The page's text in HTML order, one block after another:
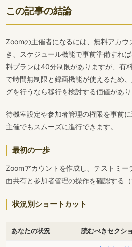
この記事の結論
Zoomの主催者になるには、無料アカウ
き、スケジュール機能で事前準備すれ
料プランは40分制限がありますが、有
で時間無制限と録画機能が使えるため
グを行うなら移行を検討する価値があり
待機室設定や参加者管理の権限を事前
主催でもスムーズに進行できます。
最初の一歩
Zoomアカウントを作成し、テストミー
面共有と参加者管理の操作を確認する（
状況別ショートカット
あなたの状況 読むべきセクシ